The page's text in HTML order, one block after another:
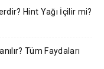
Hint Yağı İçilir mi?
Tüm Faydaları